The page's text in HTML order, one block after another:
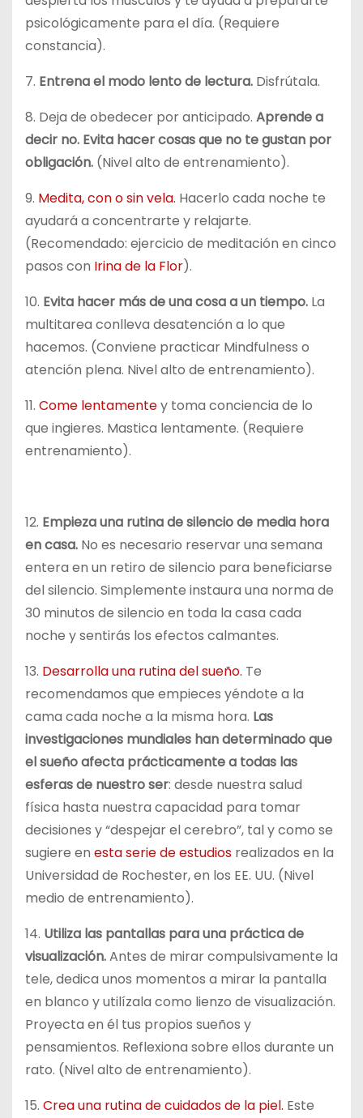
psicológicamente para el día. (Requiere
constancia).
7. Entrena el modo lento de lectura. Disfrútala.
8. Deja de obedecer por anticipado. Aprende a
decir no. Evita hacer cosas que no te gustan por
obligación. (Nivel alto de entrenamiento).
9. Medita, con o sin vela. Hacerlo cada noche te
ayudará a concentrarte y relajarte.
(Recomendado: ejercicio de meditación en cinco
pasos con Irina de la Flor).
10. Evita hacer más de una cosa a un tiempo. La
multitarea conlleva desatención a lo que
hacemos. (Conviene practicar Mindfulness o
atención plena. Nivel alto de entrenamiento).
11. Come lentamentey toma conciencia de lo
que ingieres. Mastica lentamente. (Requiere
entrenamiento).
12. Empieza una rutina de silencio de media hora
en casa. No es necesario reservar una semana
entera en un retiro de silencio para beneficiarse
del silencio. Simplemente instaura una norma de
30 minutos de silencio en toda la casa cada
noche y sentirás los efectos calmantes.
13. Desarrolla una rutina del sueño. Te
recomendamos que empieces yéndote a la
cama cada noche a la misma hora. Las
investigaciones mundiales han determinado que
el sueño afecta prácticamente a todas las
esferas de nuestro ser: desde nuestra salud
física hasta nuestra capacidad para tomar
decisiones y “despejar el cerebro”, tal y como se
sugiere en esta serie de estudios realizados en la
Universidad de Rochester, en los EE. UU. (Nivel
medio de entrenamiento).
14. Utiliza las pantallas para una práctica de
visualización.Antes de mirar compulsivamente la
tele, dedica unos momentos a mirar la pantalla
en blanco y utilízala como lienzo de visualización.
Proyecta en él tus propios sueños y
pensamientos. Reflexiona sobre ellos durante un
rato. (Nivel alto de entrenamiento).
15. Crea una rutina de cuidadosde la piel. Este